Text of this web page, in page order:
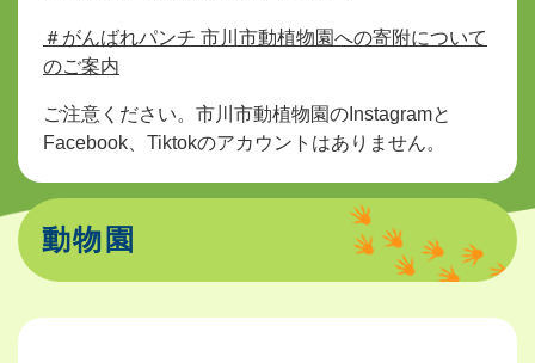
＃がんばれパンチ 市川市動植物園への寄附について
のご案内
ご注意ください。市川市動植物園のInstagramと
Facebook、Tiktokのアカウントはありません。
動物園